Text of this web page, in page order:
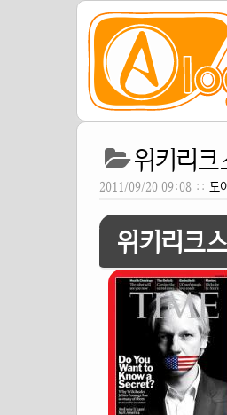
위키리
2011/09/20 09:08 :: 도
위키리크